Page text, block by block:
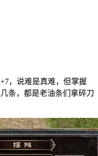
，说难是真难，但掌握
条，都是老油条们拿碎刀